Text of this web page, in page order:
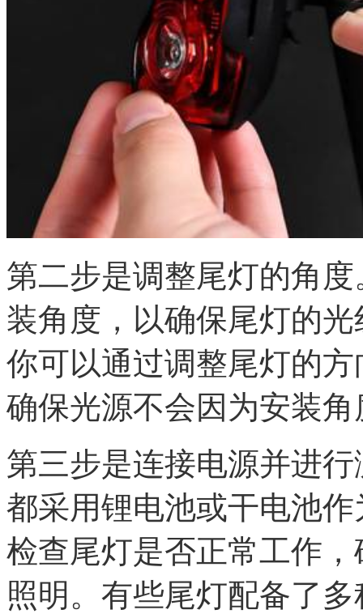
第二步是调整尾灯的角
装角度，以确保尾灯的
你可以通过调整尾灯的
确保光源不会因为安装
第三步是连接电源并进
都采用锂电池或干电池
检查尾灯是否正常工作
照明。有些尾灯配备了